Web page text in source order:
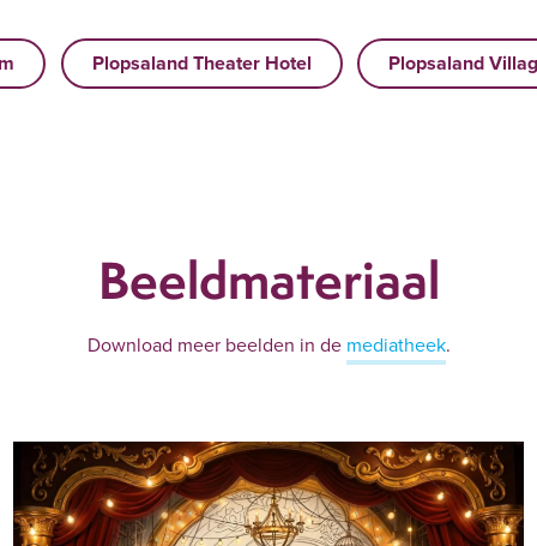
Plopsaland Theater Hotel Plopsaland
Beeldmateriaal
Download meer beelden in de mediatheek.